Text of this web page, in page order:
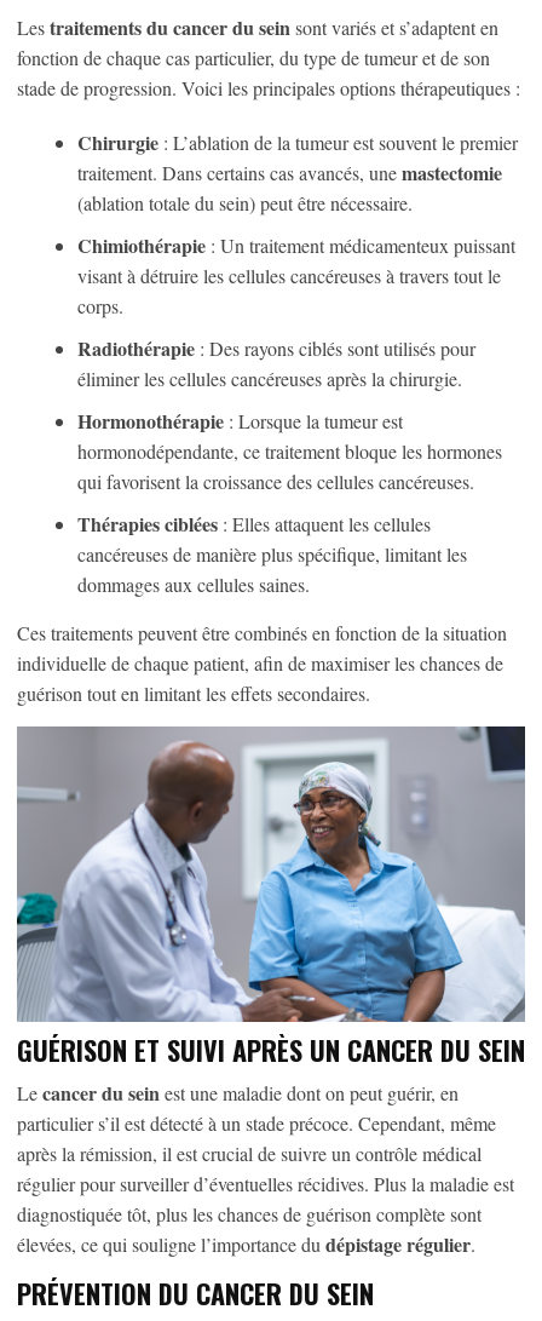
Lestraitements du cancer du sein sont variés et s’adaptent en
fonction de chaque cas particulier, du type de tumeur et de son
stade de progression. Voici les principales options thérapeutiques :
Chirurgie : L’ablation de la tumeur est souvent le premier
traitement. Dans certains cas avancés, unemastectomie
(ablation totale du sein) peut être nécessaire.
Chimiothérapie : Un traitement médicamenteux puissant
visant à détruire les cellules cancéreuses à travers tout le
corps.
Radiothérapie : Des rayons ciblés sont utilisés pour
éliminer les cellules cancéreuses après la chirurgie.
Hormonothérapie : Lorsque la tumeur est
hormonodépendante, ce traitement bloque les hormones
qui favorisent la croissance des cellules cancéreuses.
Thérapies ciblées : Elles attaquent les cellules
cancéreuses de manière plus spécifique, limitant les
dommages aux cellules saines.
Ces traitements peuvent être combinés en fonction de la situation
individuelle de chaque patient, afin de maximiser les chances de
guérison tout en limitant les effets secondaires.
GUÉRISON ET SUIVI APRÈS UN CANCER DU SEIN
Lecancer du seinest une maladie dont on peut guérir, en
particulier s’il est détecté à un stade précoce. Cependant, même
après la rémission, il est crucial de suivre un contrôle médical
régulier pour surveiller d’éventuelles récidives. Plus la maladie est
diagnostiquée tôt, plus les chances de guérison complète sont
élevées, ce qui souligne l’importance dudépistage régulier.
PRÉVENTION DU CANCER DU SEIN